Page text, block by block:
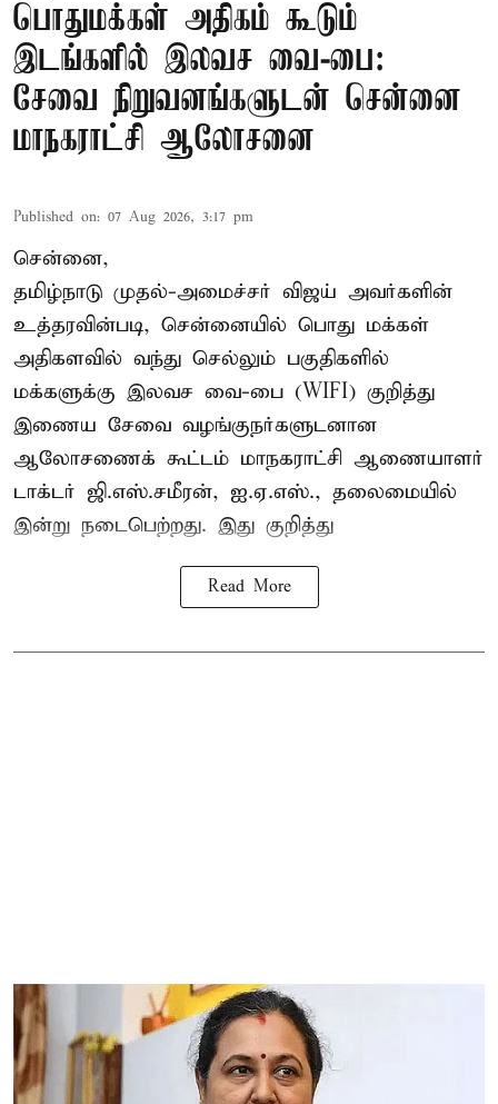
பொதுமக்கள் அதிகம் கூடும்
இடங்களில் இலவச வை-பை:
சேவை நிறுவனங்களுடன் சென்னை
மாநகராட்சி ஆலோசனை
Published on: 07 Aug 2026, 3:17 pm
சென்னை,
தமிழ்நாடு முதல்-அமைச்சர் விஜய் அவர்களின்
உத்தரவின்படி, சென்னையில் பொது மக்கள்
அதிகளவில் வந்து செல்லும் பகுதிகளில்
மக்களுக்கு இலவச வை-பை (WIFI) குறித்து
இணைய சேவை வழங்குநர்களுடனான
ஆலோசணைக் கூட்டம் மாநகராட்சி ஆணையாளர்
டாக்டர் ஜி.எஸ்.சமீரன், ஐ.ஏ.எஸ்., தலைமையில்
இன்று நடைபெற்றது. இது குறித்து
Read More